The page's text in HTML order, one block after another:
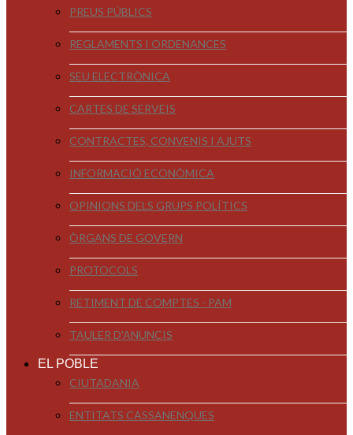
PREUS PÚBLICS
REGLAMENTS I ORDENANCES
SEU ELECTRÒNICA
CARTES DE SERVEIS
CONTRACTES, CONVENIS I AJUTS
INFORMACIÓ ECONÒMICA
OPINIONS DELS GRUPS POLÍTICS
ÒRGANS DE GOVERN
PROTOCOLS
RETIMENT DE COMPTES - PAM
TAULER D'ANUNCIS
EL POBLE
CIUTADANIA
ENTITATS CASSANENQUES